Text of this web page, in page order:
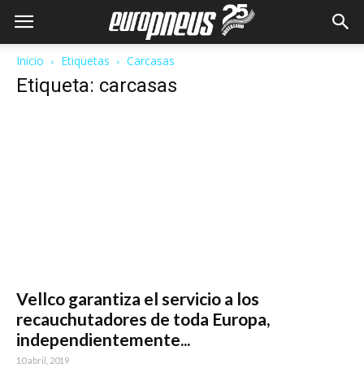
Inicio Etiquetas Carcasas
Etiqueta: carcasas
Vellco garantiza el servicio a los
recauchutadores de toda Europa,
independientemente...
10 abril, 2019